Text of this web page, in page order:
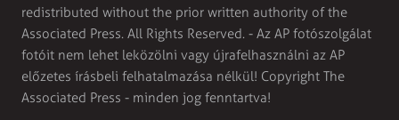
redistributed without the prior written authority of the
Associated Press. All Rights Reserved. - Az AP fotószolgálat
fotóit nem lehet leközölni vagy újrafelhasználni az AP
előzetes írásbeli felhatalmazása nélkül! Copyright The
Associated Press - minden jog fenntartva!